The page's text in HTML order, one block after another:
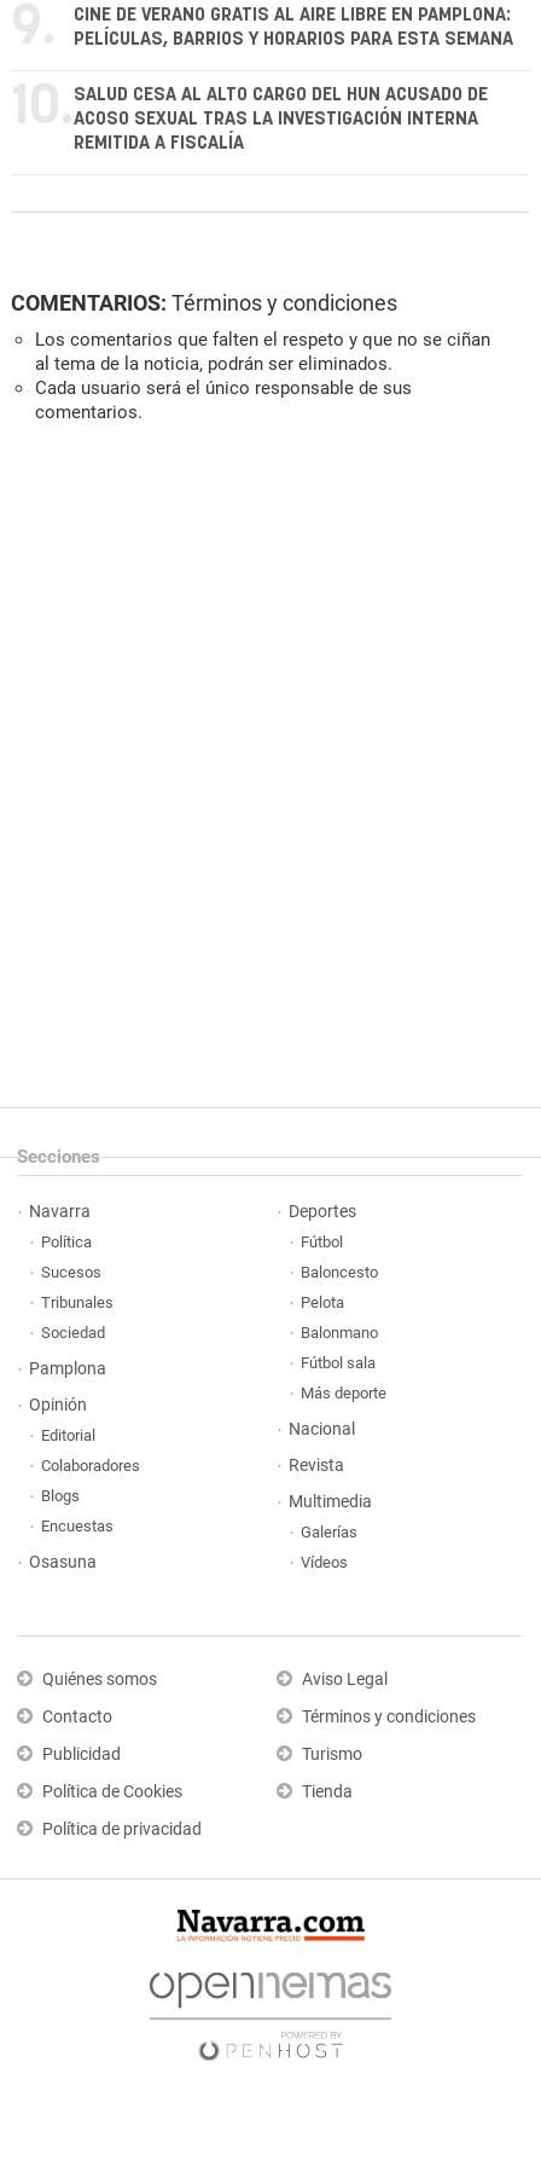
9.
CINE DE VERANO GRATIS AL AIRE LIBRE EN PAMPLONA:
PELÍCULAS, BARRIOS Y HORARIOS PARA ESTA SEMANA
10. SALUD CESA AL ALTO CARGO DEL HUN ACUSADO DE
ACOSO SEXUAL TRAS LA INVESTIGACIÓN INTERNA
REMITIDA A FISCALÍA
COMENTARIOS: Términos y condiciones
Los comentarios que falten el respeto y que no se ciñan
al tema de la noticia, podrán ser eliminados.
Cada usuario será el único responsable de sus
comentarios.
Secciones
Navarra
Política
Sucesos
Tribunales
Sociedad
Pamplona
Opinión
Editorial
Colaboradores
Blogs
Encuestas
Osasuna
Deportes
Fútbol
Baloncesto
Pelota
Balonmano
Fútbol sala
Más deporte
Nacional
Revista
Multimedia
Galerías
Vídeos
Quiénes somos
Contacto
Publicidad
Política de Cookies
Política de privacidad
Aviso Legal
Términos y condiciones
Turismo
Tienda